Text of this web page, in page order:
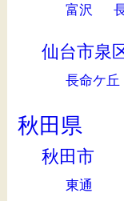
富沢
仙台市泉
長命ケ丘
秋田県
秋田市
東通